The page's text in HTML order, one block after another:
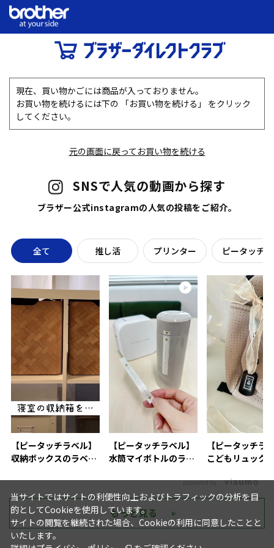
現在、買い物かごには商品が入っておりません。
お買い物を続けるには下の 「お買い物を続ける」 をクリック
してください。
元の画面に戻ってお買い物を続ける
SNSで人気の動画から探す
ブラザー公式instagramの人気の投稿をご紹介。
全て 推し活 プリンター ピータッチ
【ピータッチラベル】
収納ボックスのラベリ
【ピータッチラベル】
水筒マイボトルのラベ
【ピータッチラ
こどもリュック
powered by
もっと見る
当サイトではサイトの利便性向上およびトラフィックの分析を目
的としてCookieを使用しています。
サイトの閲覧を継続された場合、Cookieの利用に同意したことと
いたします。